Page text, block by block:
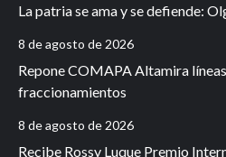
La patria se ama y se defiende:
8 de agosto de 2026
Repone COMAPA Altamira
fraccionamientos
8 de agosto de 2026
Recibe Rossy Luque Premio